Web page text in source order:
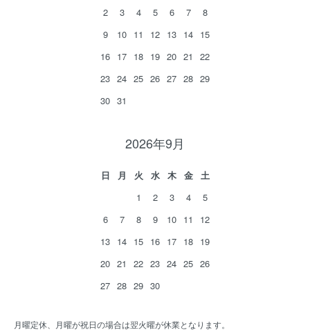
2
3 4 5 6 7
8
9
10 11 12 13 14 15
16 17 18 19 20 21
22
23 24 25 26 27 28 29
30 31
2026年9月
日 月 火 水 木 金
土
1
2 3 4
5
6
7 8 9 10 11
12
13 14 15 16 17 18 19
20 21 22 23 24 25 26
27 28 29 30
月曜定休、月曜が祝日の場合は翌火曜が休業となります。